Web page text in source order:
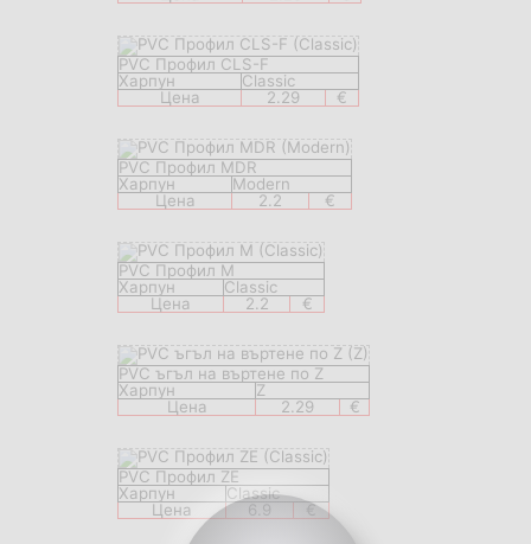
PVC Профил CLS-F
Харпун
Classic
Цена
2.29 €
PVC Профил MDR
Харпун
Modern
Цена
2.2 €
PVC Профил M
Харпун
Classic
Цена
2.2 €
PVC ъгъл на въртене по Z
Харпун
Z
Цена
2.29 €
PVC Профил ZE
Харпун
Classic
Цена
6.9 €